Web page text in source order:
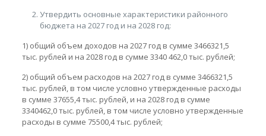
Утвердить основные характеристики районного
бюджета на 2027 год и на 2028 год:
1) общий объем доходов на 2027 год в сумме 3466321,5
тыс. рублей и на 2028 год в сумме 3340 462,0 тыс. рублей;
2) общий объем расходов на 2027 год в сумме 3466321,5
тыс. рублей, в том числе условно утвержденные расходы
в сумме 37655,4 тыс. рублей, и на 2028 год в сумме
3340462,0 тыс. рублей, в том числе условно утвержденные
расходы в сумме 75500,4 тыс. рублей;